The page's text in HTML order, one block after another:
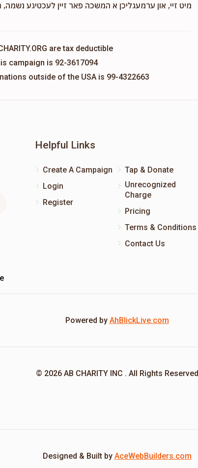
מיט זיי, און ערמעגליכן א המשכה פאר זיין לעכטיגע נשמה,
are tax deductible
campaign is 92-3617094
outside of the USA is 99-4322663
Helpful Links
Create A Campaign
Login
Register
Tap & Donate
Unrecognized
Charge
Pricing
Terms & Conditions
Contact Us
Powered by AhBlickLive.com
© 2026 AB CHARITY INC . All Rights Reserved
Designed & Built by AceWebBuilders.com